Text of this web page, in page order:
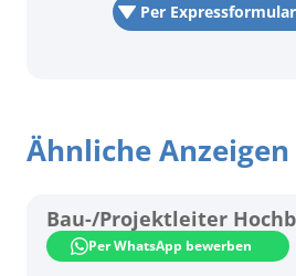
Per
Ähnliche Anzeigen
Bau-/Projektleiter
Per WhatsApp bewerben